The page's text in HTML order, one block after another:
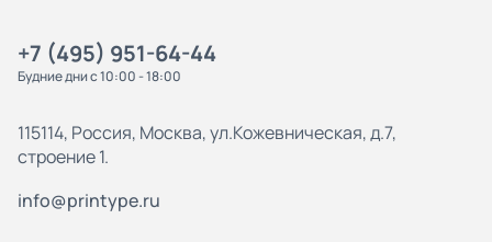
+7 (495) 951-64-44
Будние дни с 10:00 - 18:00
115114, Россия, Москва, ул.Кожевническая, д.7,
строение 1.
info@printype.ru